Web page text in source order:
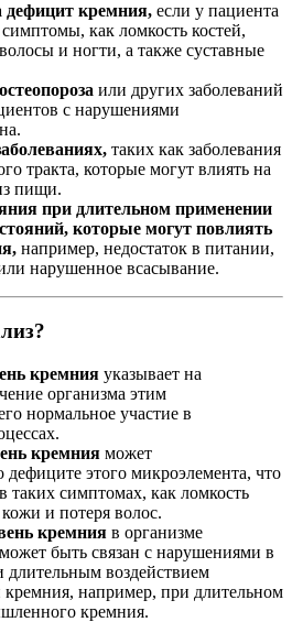
дефицит кремния, если у пациента
как ломкость костей,
и ногти, а также суставные
или других заболеваний
с нарушениями
таких как заболевания
тракта, которые могут влиять на
пищи.
при длительном применении
которые могут повлиять
например, недостаток в питании,
нарушенное всасывание.
кремния указывает на
организма этим
нормальное участие в
кремния может
дефиците этого микроэлемента, что
таких симптомах, как ломкость
и потеря волос.
кремния в организме
быть связан с нарушениями в
длительным воздействием
например, при длительном
кремния.